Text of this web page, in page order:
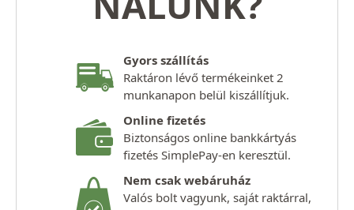
Gyors szállítás
Raktáron lévő termékeinket 2
munkanapon belül kiszállítjuk.
Online fizetés
Biztonságos online bankkártyás
fizetés SimplePay-en keresztül.
Nem csak webáruház
Valós bolt vagyunk, saját raktárral,